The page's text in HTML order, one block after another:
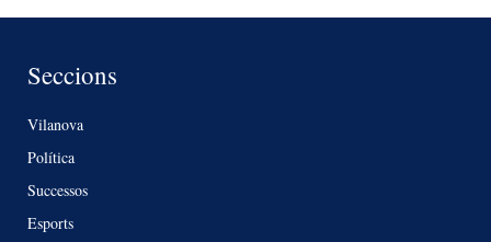
Seccions
Vilanova
Política
Successos
Esports